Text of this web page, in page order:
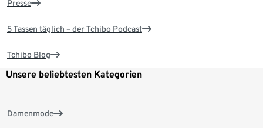
Presse
5 Tassen täglich – der Tchibo Podcast
Tchibo Blog
Unsere beliebtesten Kategorien
Damenmode